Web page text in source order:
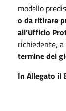
modello
o da ritirare
all’Ufficio
richiedente,
termine del
In Allegato il